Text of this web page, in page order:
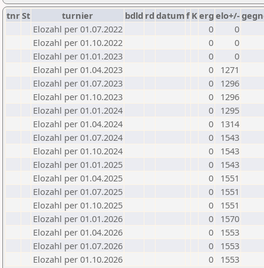
tnrSt turnier bdld rd datumf Kerg elo+/-
Elozahl per 01.07.2022
0
0
Elozahl per 01.10.2022
0
0
Elozahl per 01.01.2023
0
0
Elozahl per 01.04.2023
0
1271
Elozahl per 01.07.2023
0
1296
Elozahl per 01.10.2023
0
1296
Elozahl per 01.01.2024
0
1295
Elozahl per 01.04.2024
0
1314
Elozahl per 01.07.2024
0
1543
Elozahl per 01.10.2024
0
1543
Elozahl per 01.01.2025
0
1543
Elozahl per 01.04.2025
0
1551
Elozahl per 01.07.2025
0
1551
Elozahl per 01.10.2025
0
1551
Elozahl per 01.01.2026
0
1570
Elozahl per 01.04.2026
0
1553
Elozahl per 01.07.2026
0
1553
Elozahl per 01.10.2026
0 1553